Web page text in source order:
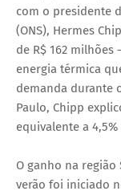
com o presidente
(ONS), Hermes
de R$ 162
energia térmica
demanda durante
Paulo, Chipp
equivalente a
O ganho na região
verão foi iniciado